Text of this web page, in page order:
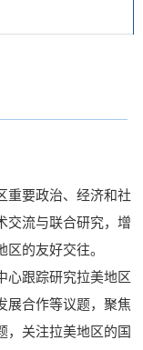
重要政治、经济和社
交流与联合研究，增
的友好交往。
心跟踪研究拉美地区
展合作等议题，聚焦
，关注拉美地区的国